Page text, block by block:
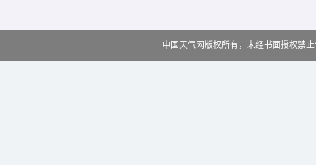
中国天气网版权所有，未经书面授权